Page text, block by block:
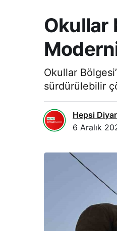
Okullar
Okullar
sürdürülebilir
Hepsi
6 Aralık